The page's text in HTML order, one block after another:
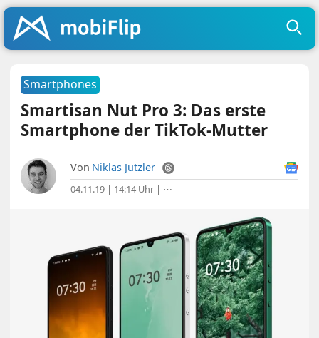
Smartphones
Smartisan Nut Pro 3: Das erste
Smartphone der TikTok-Mutter
Von Niklas Jutzler
04.11.19 | 14:14 Uhr | ⋯